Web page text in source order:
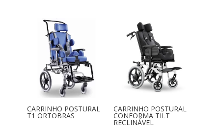
CARRINHO POSTURAL
T1 ORTOBRAS
CARRINHO POSTURAL
CONFORMA TILT
RECLINÁVEL